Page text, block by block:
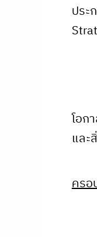
ประ
โอก
และ
คร